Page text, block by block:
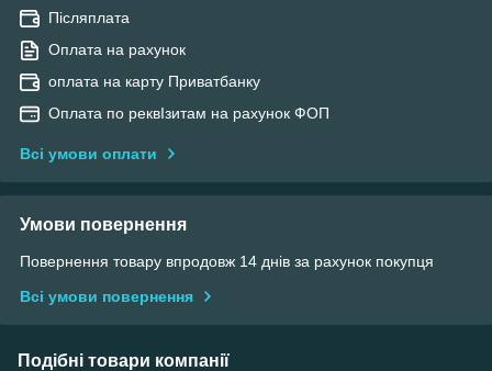
Післяплата
Оплата на рахунок
оплата на карту Приватбанку
Оплата по реквІзитам на рахунок ФОП
Всі умови оплати
Умови повернення
Повернення товару впродовж 14 днів за рахунок покупця
Всі умови повернення
Подібні товари компанії